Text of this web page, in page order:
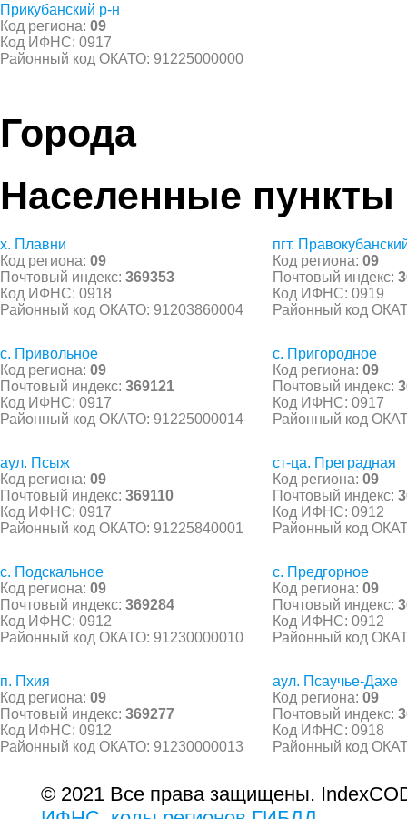
Прикубанский р-н
Код региона: 09
Код ИФНС: 0917
Районный код ОКАТО: 91225000000
Города
Населенные пункты
х. Плавни
Код региона: 09
Почтовый индекс: 369353
Код ИФНС: 0918
Районный код ОКАТО: 91203860004
пгт.
Код региона: 09
Почтовый индекс:
Код ИФНС: 0919
Районный код
с. Привольное
Код региона: 09
Почтовый индекс: 369121
Код ИФНС: 0917
Районный код ОКАТО: 91225000014
с. Пригородное
Код региона: 09
Почтовый индекс:
Код ИФНС: 0917
Районный код
аул. Псыж
Код региона: 09
Почтовый индекс: 369110
Код ИФНС: 0917
Районный код ОКАТО: 91225840001
ст-ца. Преградная
Код региона: 09
Почтовый индекс:
Код ИФНС: 0912
Районный код
с. Подскальное
Код региона: 09
Почтовый индекс: 369284
Код ИФНС: 0912
Районный код ОКАТО: 91230000010
с. Предгорное
Код региона: 09
Почтовый индекс:
Код ИФНС: 0912
Районный код
п. Пхия
Код региона: 09
Почтовый индекс: 369277
Код ИФНС: 0912
Районный код ОКАТО: 91230000013
аул. Псаучье-Дахе
Код региона: 09
Почтовый индекс:
Код ИФНС: 0918
Районный код
© 2021 Все права защищены.